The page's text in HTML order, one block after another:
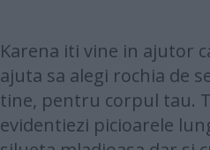
Karena iti vine in ajutor
ajuta sa alegi rochia de
tine, pentru corpul tau.
evidentiezi picioarele